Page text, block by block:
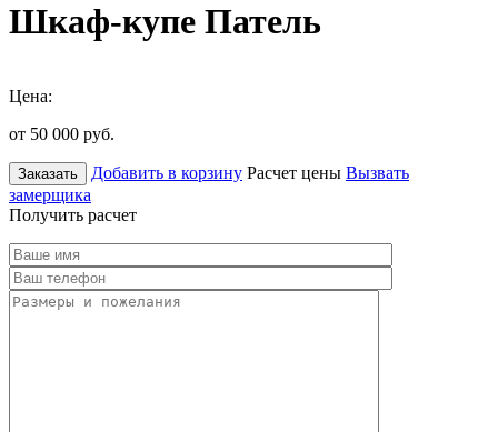
Шкаф-купе Патель
Цена:
от 50 000 руб.
Заказать Добавить в корзину Расчет цены Вызвать
замерщика
Получить расчет